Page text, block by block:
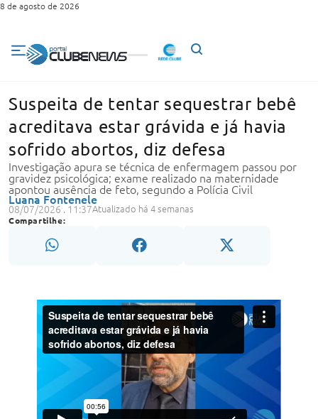
8 de agosto de 2026
Suspeita de tentar sequestrar bebê
acreditava estar grávida e já havia
sofrido abortos, diz defesa
Investigação apura se técnica de enfermagem passou por
gravidez psicológica; exame realizado na maternidade
apontou ausência de feto, segundo a Polícia Civil
Luana Fontenele
08/07/2026 . 11:37Atualizado há 4 semanas
Compartilhe: